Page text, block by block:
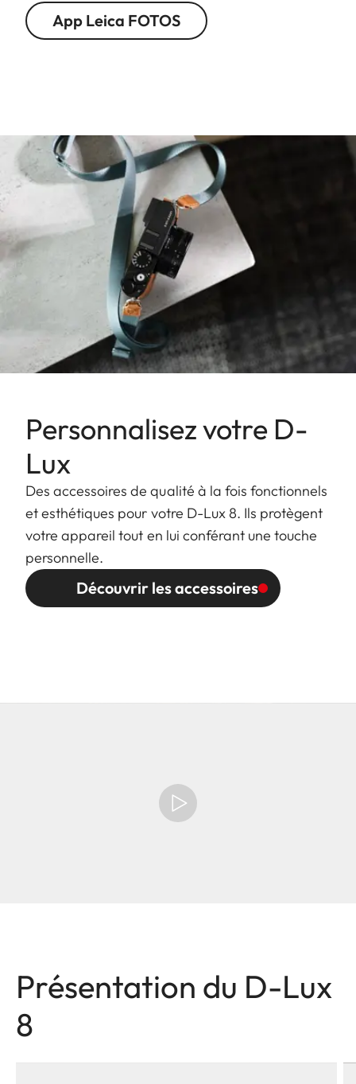
App Leica FOTOS
Personnalisez votre D-
Lux
Des accessoires de qualité à la fois fonctionnels
et esthétiques pour votre D-Lux 8. Ils protègent
votre appareil tout en lui conférant une touche
personnelle.
Découvrir les accessoires
Présentation du D-Lux
8